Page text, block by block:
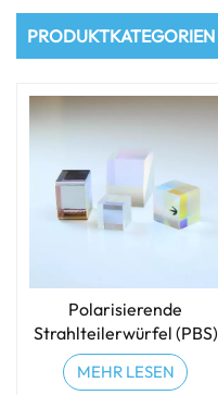
PRODUKTKATEGORIEN
Polarisierende
Strahlteilerwürfel (PBS)
MEHR LESEN